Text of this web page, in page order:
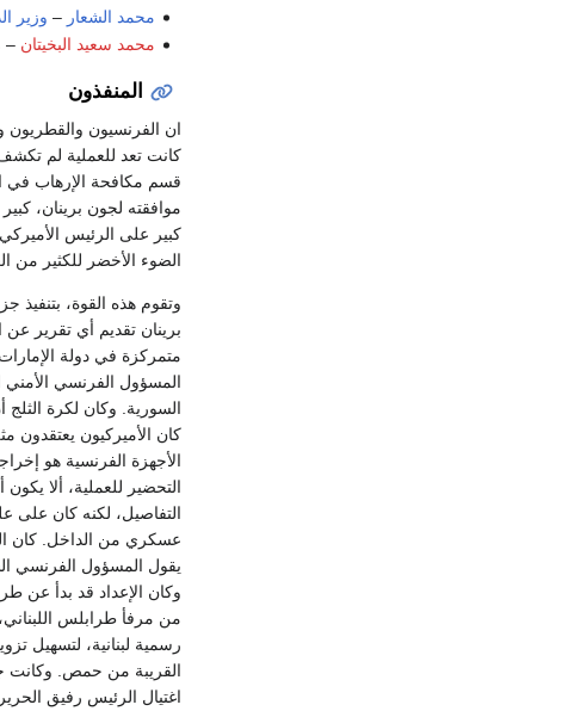
محمد الشعار – وزير
محمد سعيد البخيتان –
المنفذون
ان الفرنسيون والقطريون
كانت تعد للعملية لم
موافقته لجون برينان،
كبير على الرئيس
الضوء الأخضر للكثير من
وتقوم هذه القوة، بتنفيذ
برينان تقديم أي تقرير
متمركزة في دولة
المسؤول الفرنسي الأمني
السورية. وكان لكرة
كان الأميركيون يعتقدون
الأجهزة الفرنسية هو
التحضير للعملية، ألا
التفاصيل، لكنه كان على
عسكري من الداخل. كان
يقول المسؤول الفرنسي
وكان الإعداد قد بدأ عن
من مرفأ طرابلس
رسمية لبنانية، لتسهيل
اغتيال الرئيس رفيق